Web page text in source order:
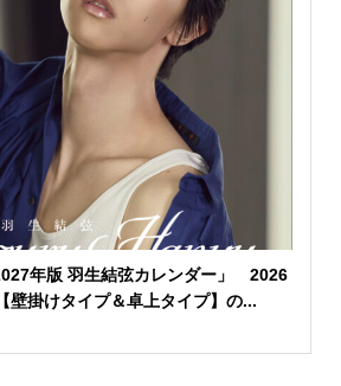
年版 羽生結弦カレンダー」 2026
掛けタイプ＆卓上タイプ】の...